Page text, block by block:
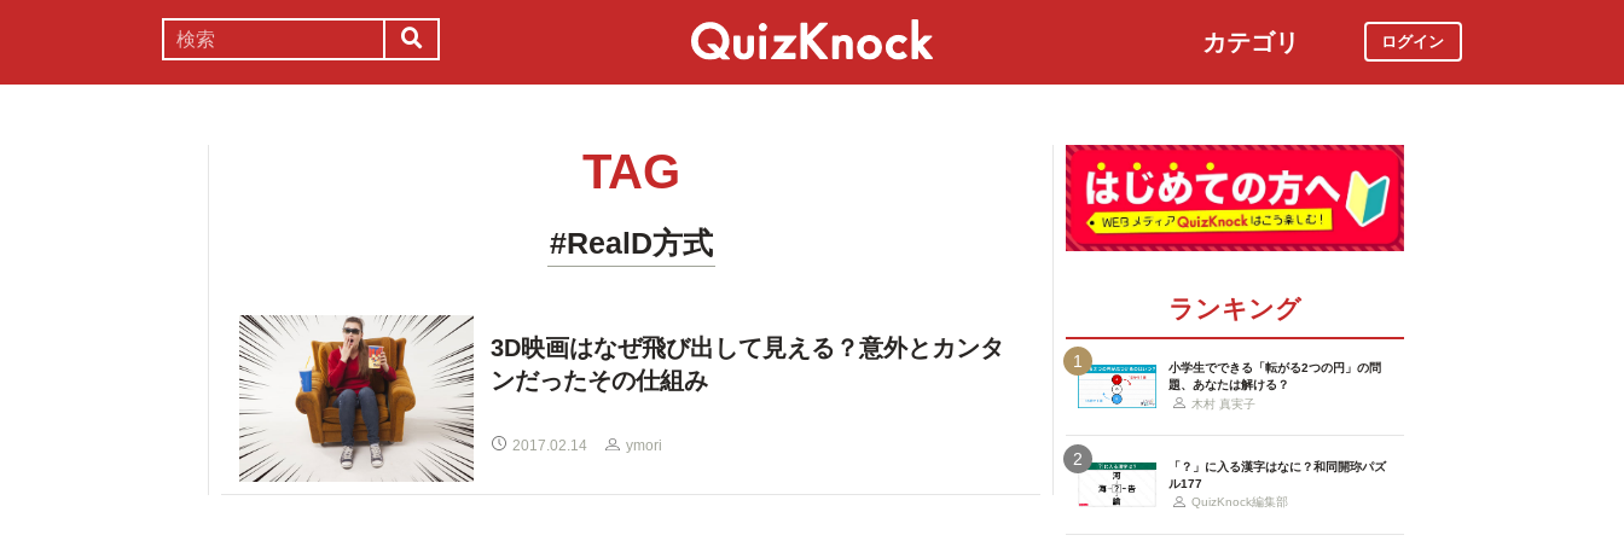
カテゴリ ログイン
TAG
#RealD方式
3D映画はなぜ飛び出して見える？意外とカンタ
ンだったその仕組み
2017.02.14 ymori
ランキング
1
小学生でできる「転がる2つの円」の問
題、あなたは解ける？
木村 真実子
2
「？」に入る漢字はなに？和同開珎パズ
ル177
QuizKnock編集部